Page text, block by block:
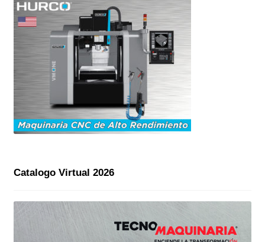
Catalogo Virtual 2026